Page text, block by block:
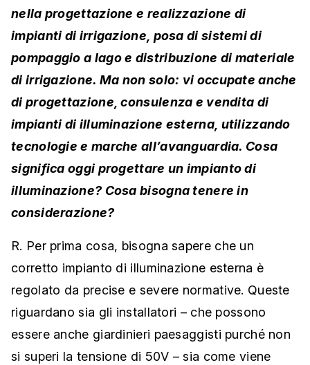
nella progettazione e realizzazione di
impianti di irrigazione, posa di sistemi di
pompaggio a lago e distribuzione di materiale
di irrigazione. Ma non solo: vi occupate anche
di progettazione, consulenza e vendita di
impianti di illuminazione esterna, utilizzando
tecnologie e marche all’avanguardia. Cosa
significa oggi progettare un impianto di
illuminazione? Cosa bisogna tenere in
considerazione?
R. Per prima cosa, bisogna sapere che un
corretto impianto di illuminazione esterna è
regolato da precise e severe normative. Queste
riguardano sia gli installatori – che possono
essere anche giardinieri paesaggisti purché non
si superi la tensione di 50V – sia come viene